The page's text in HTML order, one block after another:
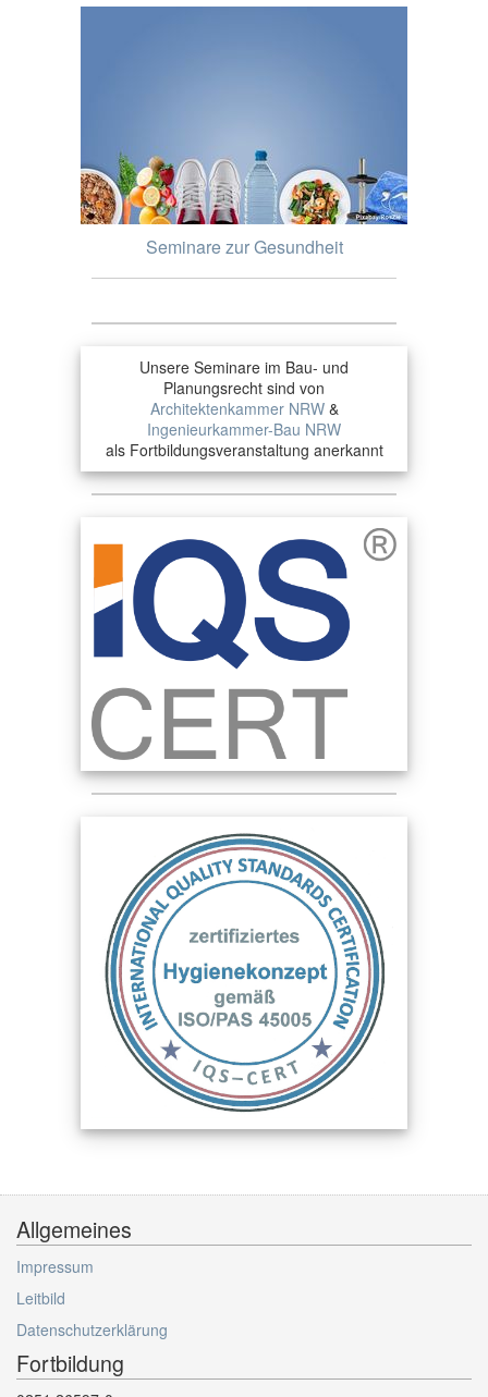
Seminare zur Gesundheit
Unsere Seminare im Bau- und
Planungsrecht sind von
Architektenkammer NRW&
Ingenieurkammer-Bau NRW
als Fortbildungsveranstaltung anerkannt
Allgemeines
Impressum
Leitbild
Datenschutzerklärung
Fortbildung